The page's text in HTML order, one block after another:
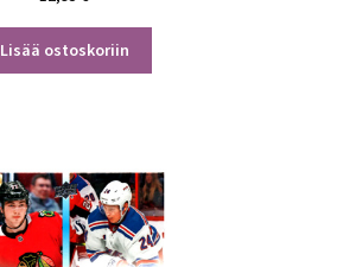
Lisää ostoskoriin